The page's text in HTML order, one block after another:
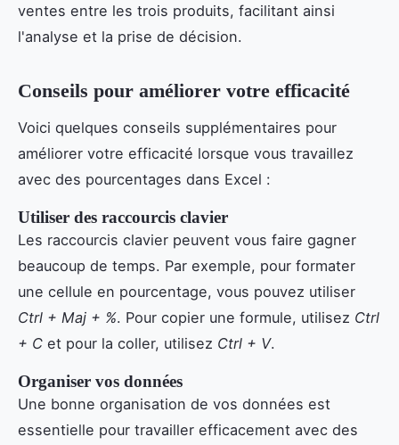
ventes entre les trois produits, facilitant ainsi
l'analyse et la prise de décision.
Conseils pour améliorer votre efficacité
Voici quelques conseils supplémentaires pour
améliorer votre efficacité lorsque vous travaillez
avec des pourcentages dans Excel :
Utiliser des raccourcis clavier
Les raccourcis clavier peuvent vous faire gagner
beaucoup de temps. Par exemple, pour formater
une cellule en pourcentage, vous pouvez utiliser
Ctrl + Maj + %. Pour copier une formule, utilisez Ctrl
+ C et pour la coller, utilisez Ctrl + V.
Organiser vos données
Une bonne organisation de vos données est
essentielle pour travailler efficacement avec des